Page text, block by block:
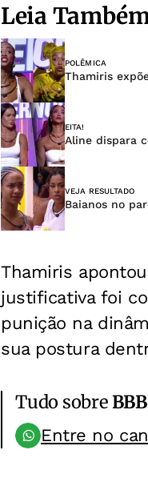
Leia
POLÊMICA
Thamiris
EITA!
Aline dispara
VEJA RESULTADO
Baianos no
Thamiris
justificativa foi
punição na
sua postura
Tudo sobreBBB
Entre no